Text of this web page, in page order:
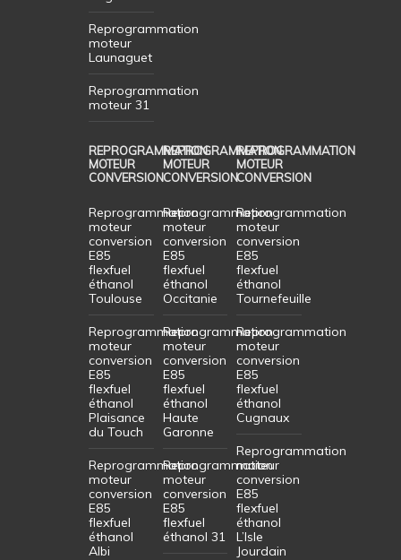
Reprogrammation
moteur
Launaguet
Reprogrammation
moteur 31
REPROGRAMMATION
MOTEUR
CONVERSION
Reprogrammation
moteur
conversion
E85
flexfuel
éthanol
Toulouse
Reprogrammation
moteur
conversion
E85
flexfuel
éthanol
Plaisance
du Touch
Reprogrammation
moteur
conversion
E85
flexfuel
éthanol
Albi
REPROGRAMMATION
MOTEUR
CONVERSION
Reprogrammation
moteur
conversion
E85
flexfuel
éthanol
Occitanie
Reprogrammation
moteur
conversion
E85
flexfuel
éthanol
Haute
Garonne
Reprogrammation
moteur
conversion
E85
flexfuel
éthanol 31
REPROGRAMMATION
MOTEUR
CONVERSION
Reprogrammation
moteur
conversion
E85
flexfuel
éthanol
Tournefeuille
Reprogrammation
moteur
conversion
E85
flexfuel
éthanol
Cugnaux
Reprogrammation
moteur
conversion
E85
flexfuel
éthanol
L’Isle
Jourdain